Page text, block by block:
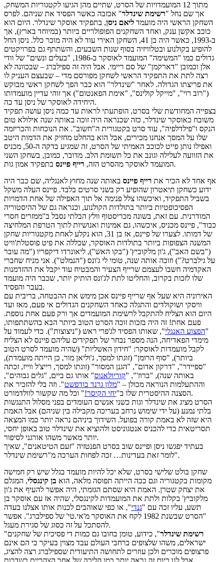
מתוך 12 המועמדויות של הסרט, שתיים מהן הגיעו לקטגוריות המשחק,
אך שם נחל "רשימת שינדלר" אכזבה כאשר הפסיד את שניהם. לפרס
השחקן הראשי היה מועמד ליאם ניסן, בתפקיד אוסקר שינדלר. היום הוא
כוכב אקשן ענק, ואחד השחקנים הפופולריים ביותר (במיוחד בארץ), אך
ב-1993, כאשר היה בן 41, השחקן האירי עוד לא היה מוכר כלל. ניסן החל
להופיע בקולנוע ובטלוויזיה בסוף שנות השבעים, והשתתף גם בפרויקטים
גדולים כמו "המשימה" המועמד לאוסקר ב-1986, "בעלים ונשים" של וודי
אלן וכמובן "דארקמן" של סם ריימי. אבל היה זה ספילברג – שבכוונה לא
רצה לתת את התפקיד הראשי לשחקן מפורסם מדי – שבעצם העניק לו
את פריצתו הגדולה. לאחר "שינדלר" הוא כבר הפך לשחקן ראשי מבוקש
("רוב רוי", "מייקל קולינס", "אימת הפאנטום") אך זוהי עדיין מועמדותו
היחידה לאוסקר של ניסן עד כה.
בצפייה המחודשת שלי בסרט, הופתעתי לראות עד כמה ניסן עושה תפקיד
משובח כאוסקר שינדלר, כזה שכנראה היה זוכה באותה שנה אילולא טום
הנקס ו"פילדלפיה", עוד סרט בקטגורית ה"חשוב". את הנוכחות והכריזמה
שלו על המסך אנחנו מכירים, אבל הוא בהחלט מחזיק את הדמות היטב
ואפילו נותן פייט לכוכב האמיתי של הסרט, זה שמגיע בדקה ה-50, מכניס
את הזוועה לעלילה וגונב את כל תשומת הלב. מדובר, כמובן, בשחקן השני
המועמד לאוסקר מהסרט הזה, רייף פיינס
בתפקיד אמון גות.
אף אחד לא הכיר את רייף פיינס באותה שנה מחוץ לאנגליה, שם כבר היה
ידוע כשחקן תיאטרון שהופיע רק בשני סרטים בלבד. פיינס העלה משקל
בשביל התפקיד, ואיכשהו צלל פנימה אל תוך האפילה של אחת הדמויות
הפסיכופטיות ביותר בתולדות הקולנוע, וכנראה גם של ההיסטוריה
המודרנית. עם זאת, בשונה מכריסטוף וולץ הבלתי נסבל ב"ממזרים חסרי
כבוד", פיינס מכניס, איכשהו, גם אמינות ואנושיות לתוך הטרפת המלחיצה
של דמותו. לצערו של פיינס, אז בן 31, הוא נקלע לאחת מקטגוריות שחקן
המשנה הצפופות ביותר בתולדות האוסקר, שכללה את פיט פוסטלת'וויט
("בשם האב"), ג'ון מלקוביץ' ("בקו האש"), ליאונרדו דיקפריו ("מה עובר
על גילברט?") וזוכה אותה שנה, טומי לי ג'ונס ("הנמלט"). אני מניח שחברי
האקדמיה חשבו לעצמם שרייף הצעיר והמבטיח עוד יקבל את ההזדמנות
שלו לזכות בקרוב, והחליטו לתת לג'ונס הותיק יותר, שכבר היה מועמד
בעבר והפסיד.
האירוניה היא שעל אף שרייף פיינס אכן מימש את ההבטחה, בריבית עם
וויסקי ושוקולדים והתגלה כאחד השחקנים הגדולים אי פעם, מאז ועד
היום הוא הצליח להתקבל לרשימת המועמדים אך ורק פעם אחת נוספת.
פעם אחת! זה היה בזכות זוכה הסרט הטוב ביותר הבא בהשתתפותו,
"הפצוע האנגלי", שאותו הפסיד לג'פרי ראש ("ניצוצות"). כדי לעמוד על
מימדי הפאדיחה, הנה מספר נבחר של תפקידים עליהם פיינס לא הצליח
לקבל מועמדות לאוסקר: "חידון האשליות" (שהיה מועמד לסרט הטוב
ביותר), "סוף הרומן" (זוגתו למסך, ג'וליאן מור, כן הייתה מועמדת),
"ספיידר", "דרקון אדום", "הגנן המסור" (זוגתו למסך, רייצ'ל ווייז, זכתה
באותה שנה), "ברוז'", "קוריולאנוס" אותו גם ביים, "גלים גבוהים",
וההתעלמות הנוראה מכולן – "מלון גרנד בודפשט". וזה בלי להזכיר את
הסצנה ההיסטרית שלו ב"יחי הקיסר!
" וכל מה שקשור לוולדמורט.
הסרט מציג את שינדלר וגות כשני אנשים העומדים בפני מסלול התנגשות
בלתי נמנע (על ידי שימוש נרחב בעריכה מקבילה בין שניהם) אבל האמת
היא שזה לא באמת קורה בפועל. השידוך ביניהם נראה יותר כמו המצאה
תסריטאית כדי להכניס אנטגוניסט ולהוציא את שינדלר טוב באופן יחסי,
יותר מאשר משהו אורגני לסיפור.
בעתיד יפגשו ניסן ופיינס שוב בסרט הפנטזיה "זעם הטיטאנים", שאיך
לומר זאת בעדינות… זכה לפחות הערכה מ"רשימת שינדלר".
שחקן בולט שלישי בסרט, שלא יכל להיות מועמד בגלל שיש רק חמישה
מקומות בקטגוריה וגם ככה הייתה תפוסה מלאה, הוא בן קינגסלי, המגלם
את יצחק שטרן. האמת היא שסתם הגזמתי, היה אפשר להעיף את ג'ון
מלקוביץ' בקלות ולתת את המועמדות לקינגסלי, שהיה אז עם אוסקר בן
תשע, עליו זכה עם "גנדי", או כפי שאוהבים לכנות אותו אצלנו בעדה
"הסרט שבשנת 1982 לקח את האוסקר מ'אי.טי' של ספילברג". אפשר
להסתכל על זה כסוג של סגירת מעגל.
"
רשימת שינדלר", כידוע, טומן בחובו גם כמות די פסיכית של שחקנים
ישראלים, משהו שלצופים ברחבי העולם עבד מצוין בעיקר כי הם אינם
פרצופים מוכרים ולכן עוזרים לתחושה התיעודית שספילברג רצה להציג,